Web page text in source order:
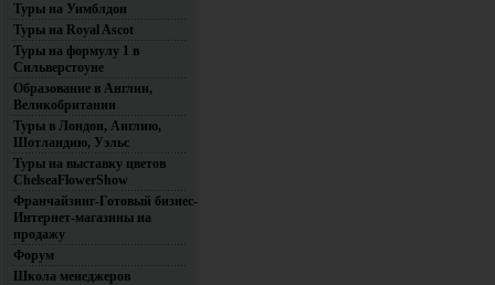
Туры на Уимблдон
Туры на Royal Ascot
Туры на формулу 1 в
Сильверстоуне
Образование в Англии,
Великобритании
Туры в Лондон, Англию,
Шотландию, Уэльс
Туры на выставку цветов
ChelseaFlowerShow
Франчайзинг-Готовый бизнес-
Интернет-магазины на
продажу
Форум
Школа менеджеров